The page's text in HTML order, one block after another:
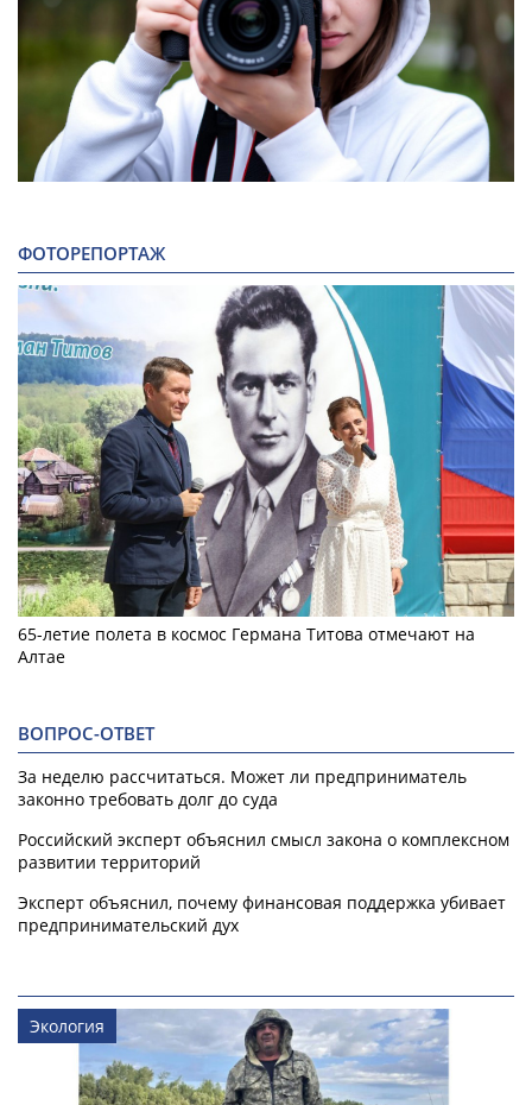
ФОТОРЕПОРТАЖ
65-летие полета в космос Германа Титова отмечают на
Алтае
ВОПРОС-ОТВЕТ
За неделю рассчитаться. Может ли предприниматель
законно требовать долг до суда
Российский эксперт объяснил смысл закона о комплексном
развитии территорий
Эксперт объяснил, почему финансовая поддержка убивает
предпринимательский дух
Экология